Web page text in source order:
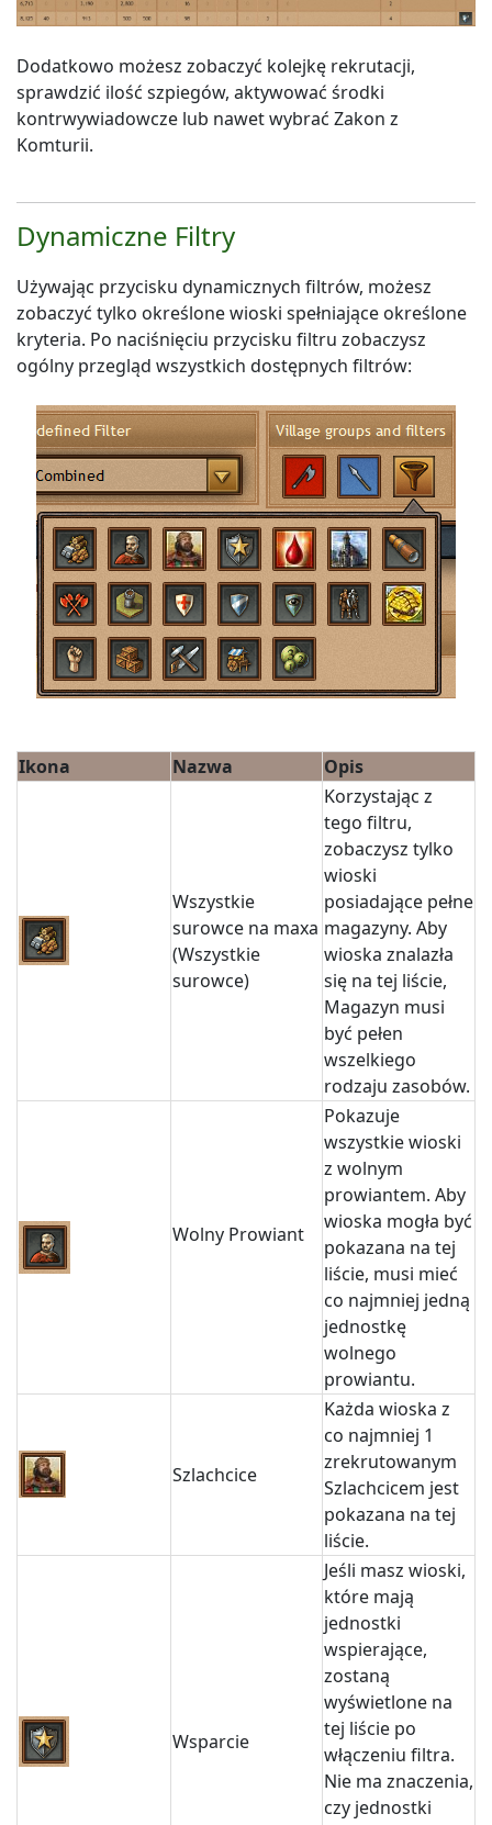
Dodatkowo możesz zobaczyć kolejkę rekrutacji,
sprawdzić ilość szpiegów, aktywować środki
kontrwywiadowcze lub nawet wybrać Zakon z
Komturii.
Dynamiczne Filtry
Używając przycisku dynamicznych filtrów, możesz
zobaczyć tylko określone wioski spełniające określone
kryteria. Po naciśnięciu przycisku filtru zobaczysz
ogólny przegląd wszystkich dostępnych filtrów:
Ikona Nazwa Opis
Wszystkie
surowce na maxa
(Wszystkie
surowce)
Korzystając z
tego filtru,
zobaczysz tylko
wioski
posiadające pełne
magazyny. Aby
wioska znalazła
się na tej liście,
Magazyn musi
być pełen
wszelkiego
rodzaju zasobów.
Wolny Prowiant
Pokazuje
wszystkie wioski
z wolnym
prowiantem. Aby
wioska mogła być
pokazana na tej
liście, musi mieć
co najmniej jedną
jednostkę
wolnego
prowiantu.
Szlachcice
Każda wioska z
co najmniej 1
zrekrutowanym
Szlachcicem jest
pokazana na tej
liście.
Wsparcie
Jeśli masz wioski,
które mają
jednostki
wspierające,
zostaną
wyświetlone na
tej liście po
włączeniu filtra.
Nie ma znaczenia,
czy jednostki